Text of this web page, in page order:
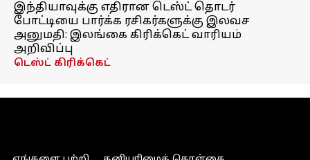
இந்தியாவுக்கு எதிரான டெஸ்ட் தொடர்
போட்டியை பார்க்க ரசிகர்களுக்கு இலவச
அனுமதி: இலங்கை கிரிக்கெட் வாரியம்
அறிவிப்பு
டெஸ்ட் கிரிக்கெட்